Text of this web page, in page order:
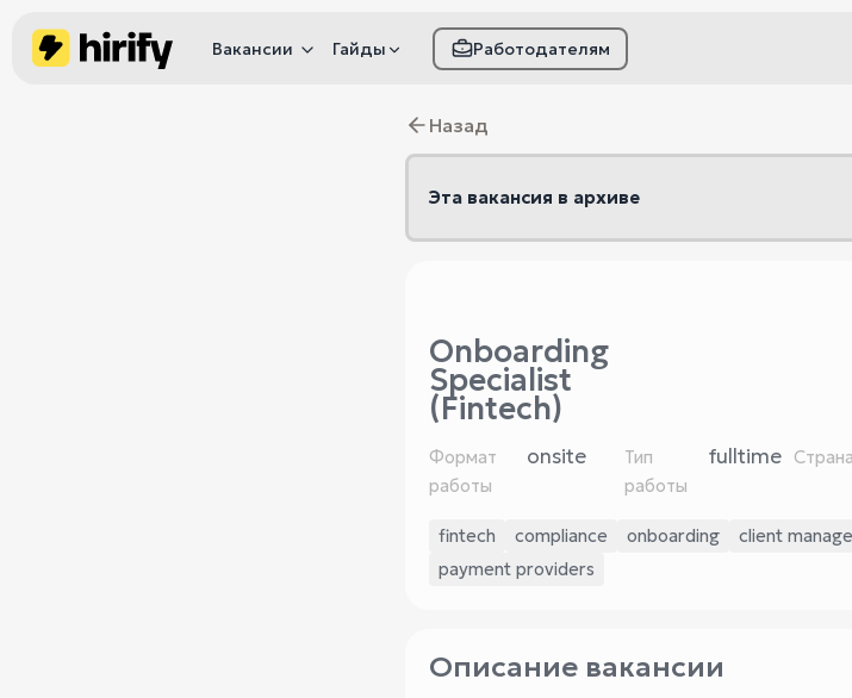
Вакансии Гайды Работодателям
Назад
Эта вакансия в архиве
Onboarding
Specialist
(Fintech)
Формат
работы
onsite
Тип
работы
fulltime Страна
fintech compliance onboarding client
payment providers
Описание вакансии